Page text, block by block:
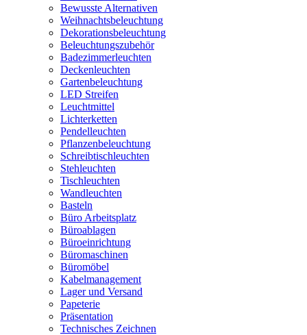
Bewusste Alternativen
Weihnachtsbeleuchtung
Dekorationsbeleuchtung
Beleuchtungszubehör
Badezimmerleuchten
Deckenleuchten
Gartenbeleuchtung
LED Streifen
Leuchtmittel
Lichterketten
Pendelleuchten
Pflanzenbeleuchtung
Schreibtischleuchten
Stehleuchten
Tischleuchten
Wandleuchten
Basteln
Büro Arbeitsplatz
Büroablagen
Büroeinrichtung
Büromaschinen
Büromöbel
Kabelmanagement
Lager und Versand
Papeterie
Präsentation
Technisches Zeichnen